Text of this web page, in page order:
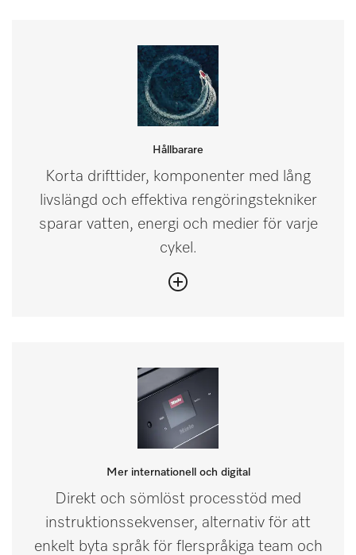
Hållbarare
Korta drifttider, komponenter med lång
livslängd och effektiva rengöringstekniker
sparar vatten, energi och medier för varje
cykel.
Mer internationell och digital
Direkt och sömlöst processtöd med
instruktionssekvenser, alternativ för att
enkelt byta språk för flerspråkiga team och